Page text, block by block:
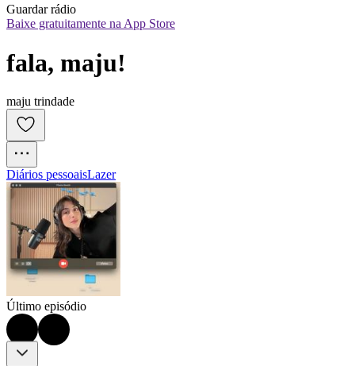
Guardar rádio
Baixe gratuitamente na App Store
fala, maju!
maju trindade
Diários pessoaisLazer
Último episódio